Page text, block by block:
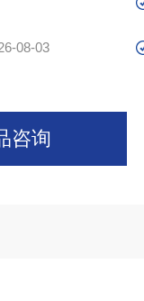
08-03
咨询